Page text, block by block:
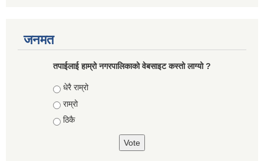
जनमत
तपाईलाई हाम्रो नगरपालिकाको वेबसाइट कस्तो लाग्यो ?
Choices
धेरै राम्रो
राम्रो
ठिकै